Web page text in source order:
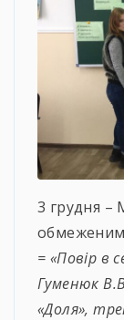
3 грудня –
= «Повір в
Гуменюк
«Доля»,